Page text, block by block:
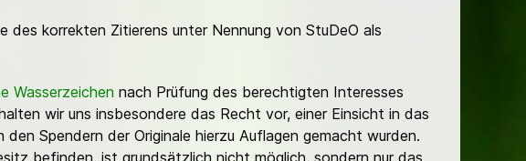
korrekten Zitierens unter Nennung von StuDeO als
Wasserzeichen nach Prüfung des berechtigten Interesses
wir uns insbesondere das Recht vor, einer Einsicht in das
Spendern der Originale hierzu Auflagen gemacht wurden.
befinden, ist grundsätzlich nicht möglich, sondern nur das